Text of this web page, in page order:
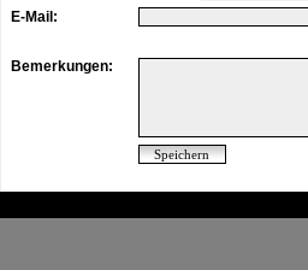
E-Mail:
Bemerkungen: